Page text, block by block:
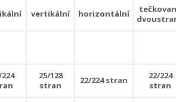
vertikální horizontální
25/128
stran
22/224 stran
22/224
stran